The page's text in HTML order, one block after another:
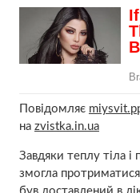
Повідомляє
на zvistka.in.ua
Завдяки теплу тіла і
змогла